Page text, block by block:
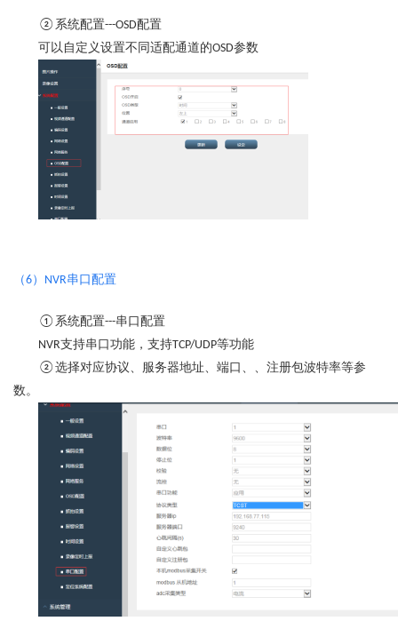
② 系统配置---OSD配置
可以自定义设置不同适配通道的OSD参数
（6） NVR串口配置
① 系统配置---串口配置
NVR支持串口功能，支持TCP/UDP等功能
② 选择对应协议、服务器地址、端口、、注册包波特率等参
数。